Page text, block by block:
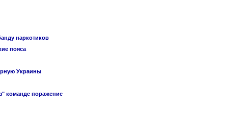
наркотиков
пояса
Украины
команде поражение